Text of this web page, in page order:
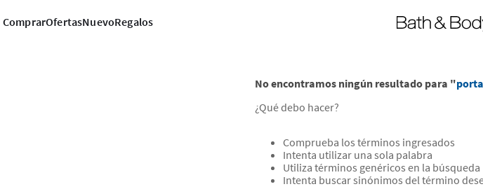
ComprarOfertasNuevoRegalos
No encontramos ningún resultado para "
¿Qué debo hacer?
Comprueba los términos ingresados
Intenta utilizar una sola palabra
Utiliza términos genéricos en la búsqueda
Intenta buscar sinónimos del término